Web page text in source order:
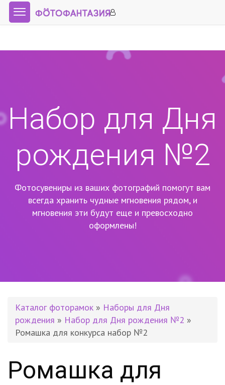
Набор для Дня
рождения №2
Фотосувениры из ваших фотографий помогут вам
всегда хранить чудные мгновения рядом, и
мгновения эти будут еще и превосходно
оформлены!
Каталог фоторамок » Наборы для Дня
рождения » Набор для Дня рождения №2 »
Ромашка для конкурса набор №2
Ромашка для